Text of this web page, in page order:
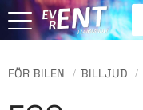
FÖR BILEN BILLJUD